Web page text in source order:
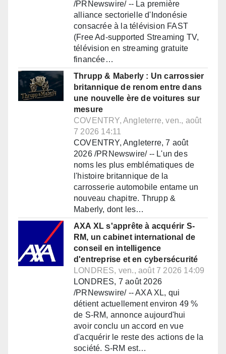
/PRNewswire/ -- La première
alliance sectorielle d'Indonésie
consacrée à la télévision FAST
(Free Ad-supported Streaming TV,
télévision en streaming gratuite
financée…
Thrupp & Maberly : Un carrossier
britannique de renom entre dans
une nouvelle ère de voitures sur
mesure
COVENTRY, Angleterre, ven., août
7 2026 14:11
COVENTRY, Angleterre, 7 août
2026 /PRNewswire/ -- L'un des
noms les plus emblématiques de
l'histoire britannique de la
carrosserie automobile entame un
nouveau chapitre. Thrupp &
Maberly, dont les…
AXA XL s'apprête à acquérir S-
RM, un cabinet international de
conseil en intelligence
d'entreprise et en cybersécurité
LONDRES, ven., août 7 2026 14:09
LONDRES, 7 août 2026
/PRNewswire/ -- AXA XL, qui
détient actuellement environ 49 %
de S-RM, annonce aujourd'hui
avoir conclu un accord en vue
d'acquérir le reste des actions de la
société. S-RM est…